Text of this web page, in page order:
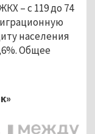
– с 119 до 74
населения
Общее